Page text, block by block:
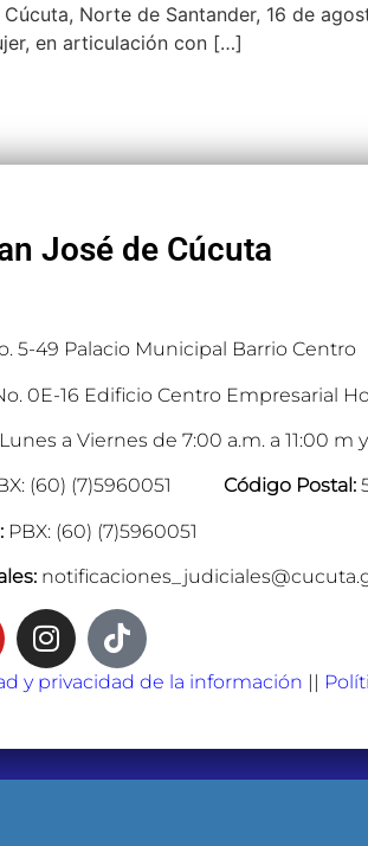
Cúcuta, Norte de Santander, 16 de
en articulación con […]
José de Cúcuta
5-49 Palacio Municipal Barrio Centro
0E-16 Edificio Centro Empresarial
Lunes a Viernes de 7:00 a.m. a 11:00 m
(60) (7)5960051 Código Postal:
PBX: (60) (7)5960051
y privacidad de la información ||